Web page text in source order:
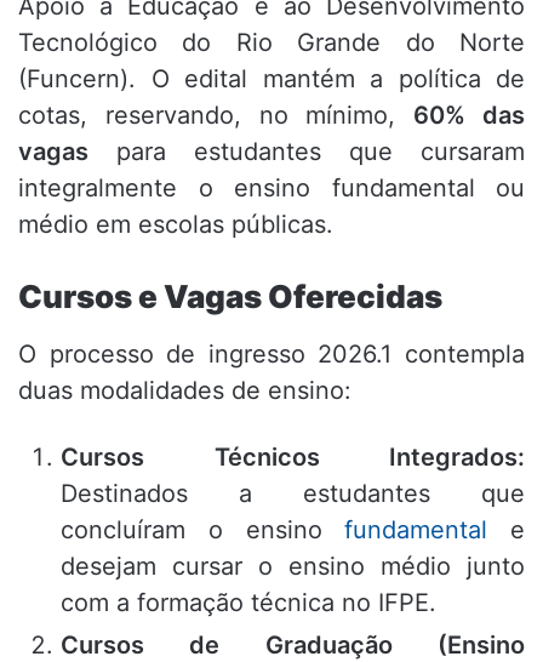
Apoio à Educação e ao Desenvolvimento
Tecnológico do Rio Grande do Norte
(Funcern). O edital mantém a política de
cotas, reservando, no mínimo, 60% das
vagas para estudantes que cursaram
integralmente o ensino fundamental ou
médio em escolas públicas.
Cursos e Vagas Oferecidas
O processo de ingresso 2026.1 contempla
duas modalidades de ensino:
Cursos Técnicos Integrados:
Destinados a estudantes que
concluíram o ensinofundamental e
desejam cursar o ensino médio junto
com a formação técnica no IFPE.
Cursos de Graduação (Ensino